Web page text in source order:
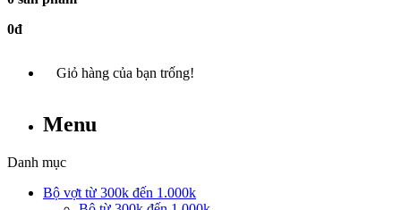
0đ
Giỏ hàng của bạn trống!
Menu
Danh mục
Bộ vợt từ 300k đến 1.000k